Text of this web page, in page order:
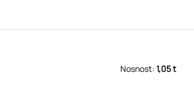
Nosnost: 1,05 t